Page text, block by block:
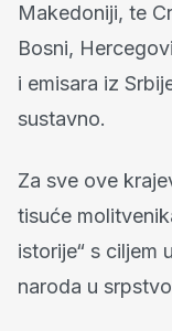
Makedoniji, te
Bosni,
i emisara iz
sustavno.
Za sve ove
tisuće
istorije“ s ciljem
naroda u